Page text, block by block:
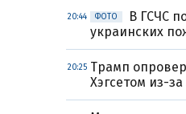
20:44 ФОТО
В ГСЧС
украинских
20:25 Трамп
Хэгсетом из-